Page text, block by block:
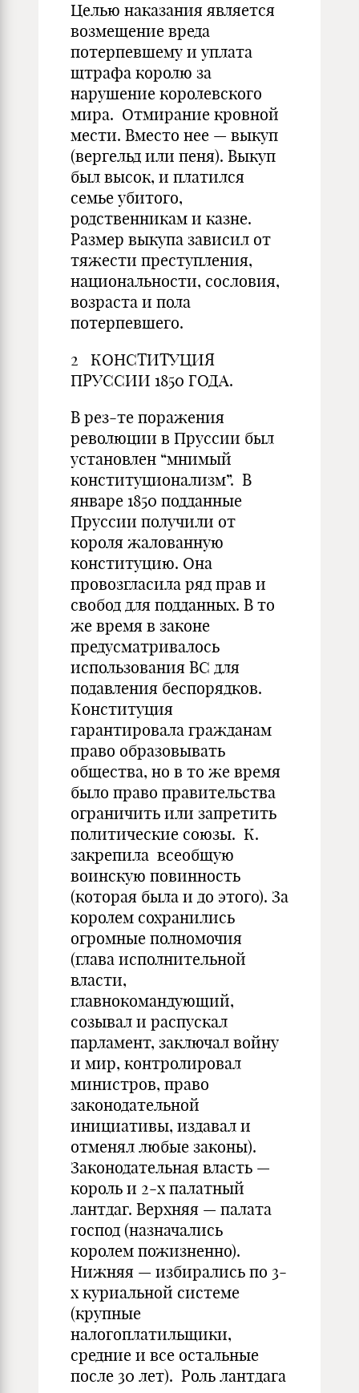
Целью наказания является
возмещение вреда
потерпевшему и уплата
щтрафа королю за
нарушение королевского
мира. Отмирание кровной
мести. Вместо нее — выкуп
(вергельд или пеня). Выкуп
был высок, и платился
семье убитого,
родственникам и казне.
Размер выкупа зависил от
тяжести преступления,
национальности, сословия,
возраста и пола
потерпевшего.
2 КОНСТИТУЦИЯ
ПРУССИИ 1850 ГОДА.
В рез-те поражения
революции в Пруссии был
установлен “мнимый
конституционализм”. В
январе 1850 подданные
Пруссии получили от
короля жалованную
конституцию. Она
провозгласила ряд прав и
свобод для подданных. В то
же время в законе
предусматривалось
использования ВС для
подавления беспорядков.
Конституция
гарантировала гражданам
право образовывать
общества, но в то же время
было право правительства
ограничить или запретить
политические союзы. К.
закрепила всеобщую
воинскую повинность
(которая была и до этого). За
королем сохранились
огромные полномочия
(глава исполнительной
власти,
главнокомандующий,
созывал и распускал
парламент, заключал войну
и мир, контролировал
министров, право
законодательной
инициативы, издавал и
отменял любые законы).
Законодательная власть —
король и 2-х палатный
лантдаг. Верхняя — палата
господ (назначались
королем пожизненно).
Нижняя — избирались по 3-
х куриальной системе
(крупные
налогоплатильщики,
средние и все остальные
после 30 лет). Роль лантдага